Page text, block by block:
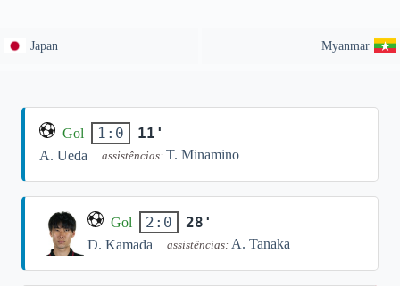
Japan Myanmar
Gol 1:0 11'
A. Ueda assistências: T. Minamino
Gol 2:0 28'
D. Kamada assistências: A. Tanaka